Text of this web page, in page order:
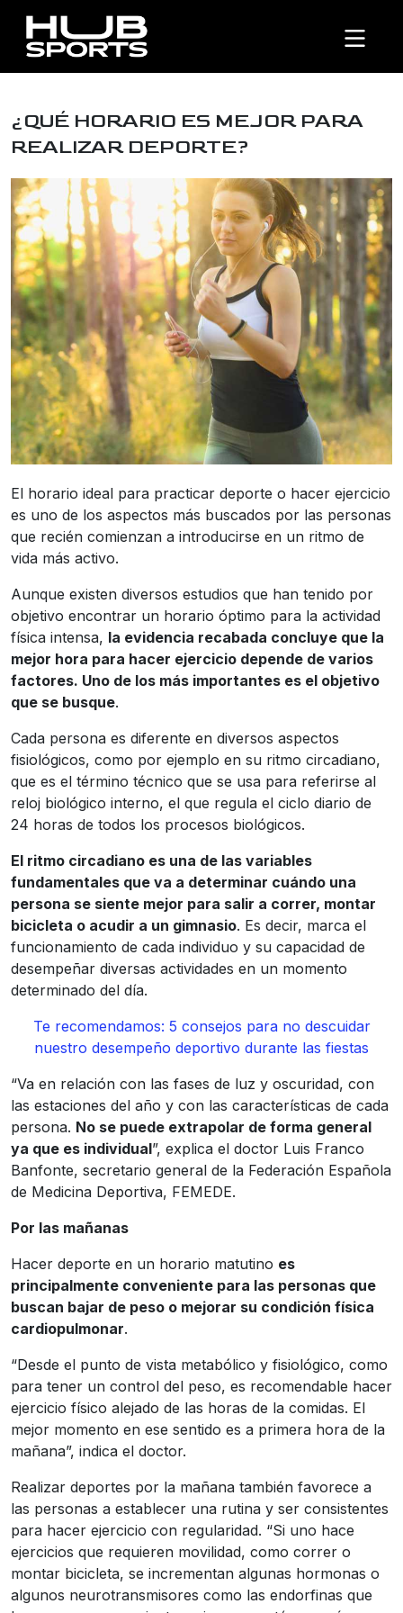
¿QUÉ HORARIO ES MEJOR PARA
REALIZAR DEPORTE?
El horario ideal para practicar deporte o hacer ejercicio
es uno de los aspectos más buscados por las personas
que recién comienzan a introducirse en un ritmo de
vida más activo.
Aunque existen diversos estudios que han tenido por
objetivo encontrar un horario óptimo para la actividad
física intensa, la evidencia recabada concluye que la
mejor hora para hacer ejercicio depende de varios
factores. Uno de los más importantes es el objetivo
que se busque.
Cada persona es diferente en diversos aspectos
fisiológicos, como por ejemplo en su ritmo circadiano,
que es el término técnico que se usa para referirse al
reloj biológico interno, el que regula el ciclo diario de
24 horas de todos los procesos biológicos.
El ritmo circadiano es una de las variables
fundamentales que va a determinar cuándo una
persona se siente mejor para salir a correr, montar
bicicleta o acudir a un gimnasio. Es decir, marca el
funcionamiento de cada individuo y su capacidad de
desempeñar diversas actividades en un momento
determinado del día.
Te recomendamos: 5 consejos para no descuidar
nuestro desempeño deportivo durante las fiestas
“Va en relación con las fases de luz y oscuridad, con
las estaciones del año y con las características de cada
persona. No se puede extrapolar de forma general
ya que es individual”, explica el doctor Luis Franco
Banfonte, secretario general de la Federación Española
de Medicina Deportiva, FEMEDE.
Por las mañanas
Hacer deporte en un horario matutino es
principalmente conveniente para las personas que
buscan bajar de peso o mejorar su condición física
cardiopulmonar.
“Desde el punto de vista metabólico y fisiológico, como
para tener un control del peso, es recomendable hacer
ejercicio físico alejado de las horas de la comidas. El
mejor momento en ese sentido es a primera hora de la
mañana”, indica el doctor.
Realizar deportes por la mañana también favorece a
las personas a establecer una rutina y ser consistentes
para hacer ejercicio con regularidad. “Si uno hace
ejercicios que requieren movilidad, como correr o
montar bicicleta, se incrementan algunas hormonas o
algunos neurotransmisores como las endorfinas que